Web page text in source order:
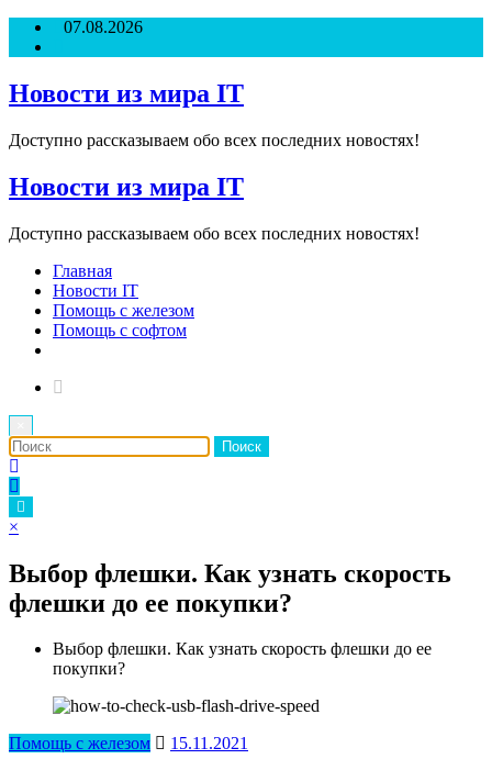
Перейти07.08.2026
Новости из мира IT
Доступно рассказываем обо всех последних новостях!
Новости из мира IT
Доступно рассказываем обо всех последних новостях!
Главная
Новости IT
Помощь с железом
Помощь с софтом
×
Выбор флешки. Как узнать скорость
флешки до ее покупки?
Выбор флешки. Как узнать скорость флешки до ее
покупки?
Помощь с железом 15.11.2021